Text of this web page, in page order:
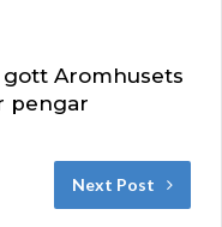
Aromhusets
pengar
Next Post